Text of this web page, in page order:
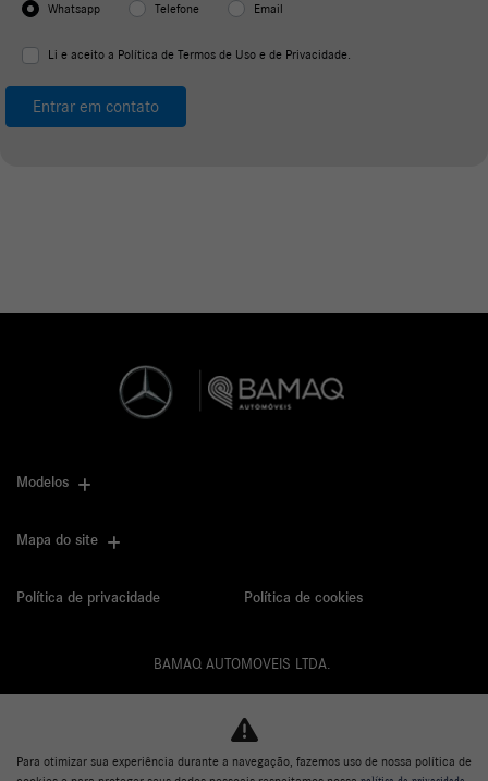
Whatsapp Telefone Email
Li e aceito a Política de Termos de Uso e de Privacidade.
Entrar em contato
Modelos
Mapa do site
Política de privacidade Política de cookies
BAMAQ AUTOMOVEIS LTDA.
Para otimizar sua experiência durante a navegação, fazemos uso de nossa política de